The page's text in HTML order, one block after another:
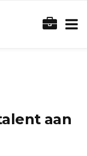
aan